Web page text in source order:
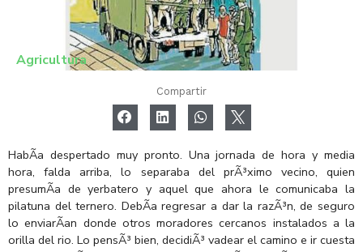
Agricultura
Compartir
HabÃ­a despertado muy pronto. Una jornada de hora y media
hora, falda arriba, lo separaba del prÃ³ximo vecino, quien
presumÃ­a de yerbatero y aquel que ahora le comunicaba la
pilatuna del ternero. DebÃ­a regresar a dar la razÃ³n, de seguro
lo enviarÃ­an donde otros moradores cercanos instalados a la
orilla del rio. Lo pensÃ³ bien, decidiÃ³ vadear el camino e ir cuesta